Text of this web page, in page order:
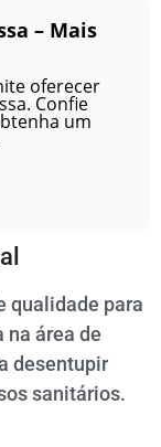
– Mais
oferecer
Confie
um
qualidade para
na área de
desentupir
sanitários.